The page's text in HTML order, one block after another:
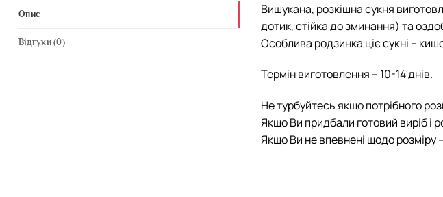
Опис
Відгуки (0)
Вишукана, розкішна сукня
дотик, стійка до зминання) та
Особлива родзинка ціє сукні –
Термін виготовлення – 10-14 днів.
Не турбуйтесь якщо потрібного
Якщо Ви придбали готовий виріб і
Якщо Ви не впевнені щодо розміру